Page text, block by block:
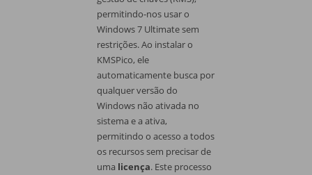
permitindo-nos usar o
Windows 7 Ultimate sem
restrições. Ao instalar o
KMSPico, ele
automaticamente busca por
qualquer versão do
Windows não ativada no
sistema e a ativa,
permitindo o acesso a todos
os recursos sem precisar de
uma licença. Este processo